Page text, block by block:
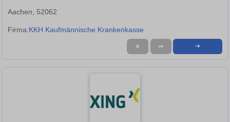
Aachen, 52062
Firma:KKH Kaufmännische Krankenkasse
★ ➦ ➜